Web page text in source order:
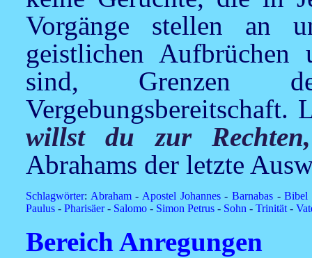
Vorgänge stellen an
geistlichen Aufbrüchen
sind, Grenzen
willst du zur
Abrahams der letzte
Schlagwörter: Abraham- Apostel Johannes- Barnabas-Bibel
Paulus- Pharisäer- Salomo- Simon Petrus- Sohn - Trinität-
Bereich Anregungen